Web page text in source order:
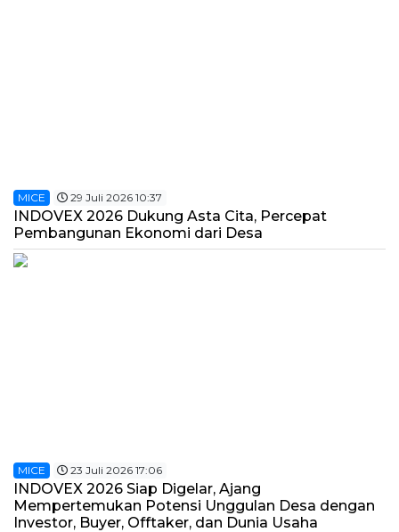
MICE 29 Juli 2026 10:37
INDOVEX 2026 Dukung Asta Cita, Percepat
Pembangunan Ekonomi dari Desa
MICE 23 Juli 2026 17:06
INDOVEX 2026 Siap Digelar, Ajang
Mempertemukan Potensi Unggulan Desa dengan
Investor, Buyer, Offtaker, dan Dunia Usaha